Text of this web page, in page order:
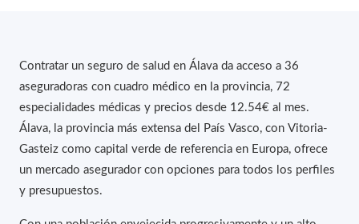
Contratar un seguro de salud en Álava da acceso a 36
aseguradoras con cuadro médico en la provincia, 72
especialidades médicas y precios desde 12.54€ al mes.
Álava, la provincia más extensa del País Vasco, con Vitoria-
Gasteiz como capital verde de referencia en Europa, ofrece
un mercado asegurador con opciones para todos los perfiles
y presupuestos.